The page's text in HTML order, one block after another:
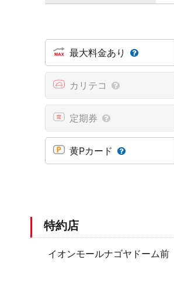
最大料金あり
カリテコ
定期券
黄Pカード
特約店
イオンモールナゴヤドーム前